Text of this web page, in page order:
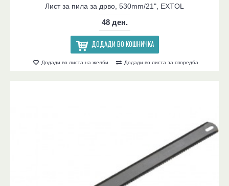
Лист за пила за дрво, 530mm/21", EXTOL
48 ден.
ДОДАДИ ВО КОШНИЧКА
Додади во листа на желби Додади во листа за споредба